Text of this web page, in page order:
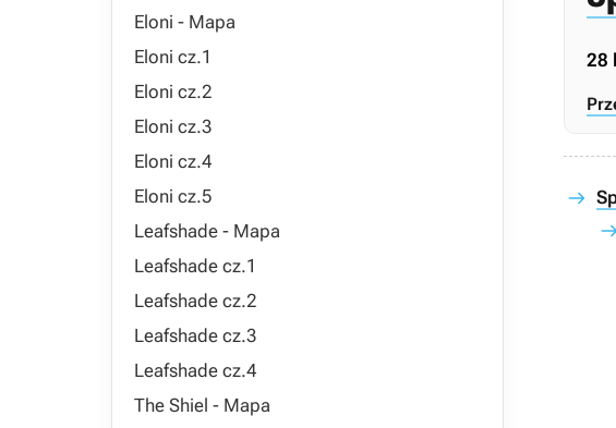
Eloni - Mapa
Eloni cz.1
Eloni cz.2
Eloni cz.3
Eloni cz.4
Eloni cz.5
Leafshade - Mapa
Leafshade cz.1
Leafshade cz.2
Leafshade cz.3
Leafshade cz.4
The Shiel - Mapa
28